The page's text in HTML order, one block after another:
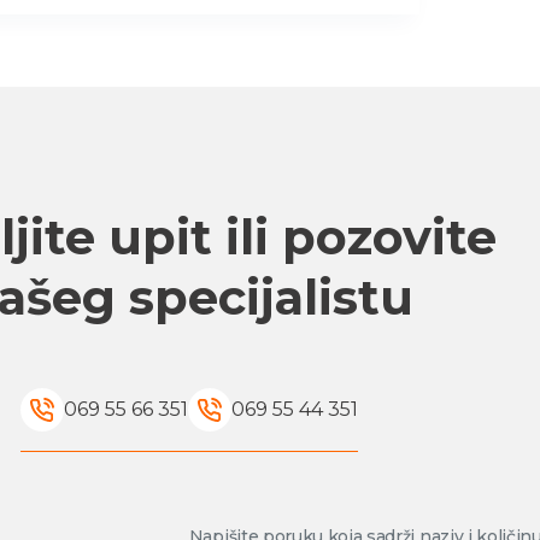
upit ili pozovite
specijalistu
069 55 66 351 069 55 44 351